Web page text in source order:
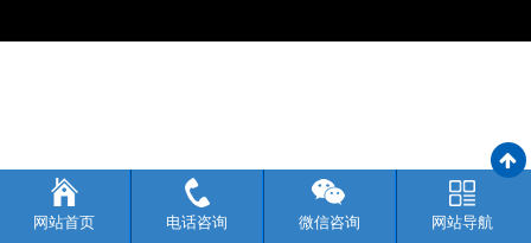
网站首页 电话咨询 微信咨询 网站导航